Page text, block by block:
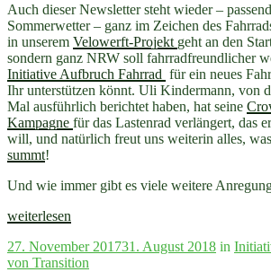
Auch dieser Newsletter steht wieder –
Sommerwetter – ganz im Zeichen des
in unserem Velowerft-Projekt geht an den
sondern ganz NRW soll fahrradfreundlicher
Initiative Aufbruch Fahrrad für ein neues
Ihr unterstützen könnt. Uli Kindermann, von
Mal ausführlich berichtet haben, hat seine
Kampagne für das Lastenrad verlängert, das
will, und natürlich freut uns weiterin alles,
summt!
Und wie immer gibt es viele weitere
„Stadtwandelnews
2018
+
weiterlesen
Veröffentlicht
am
27. November 201731. August 2018 in
von Transition